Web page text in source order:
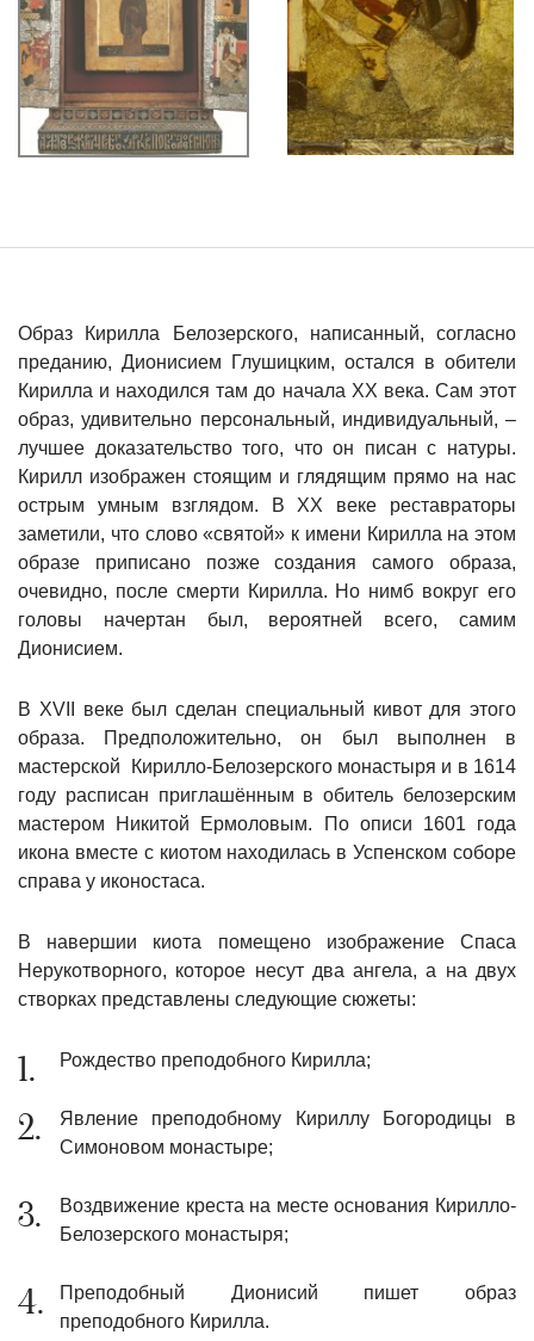
Образ Кирилла Белозерского, написанный, согласно
преданию, Дионисием Глушицким, остался в обители
Кирилла и находился там до начала ХХ века. Сам этот
образ, удивительно персональный, индивидуальный, –
лучшее доказательство того, что он писан с натуры.
Кирилл изображен стоящим и глядящим прямо на нас
острым умным взглядом. В ХХ веке реставраторы
заметили, что слово «святой» к имени Кирилла на этом
образе приписано позже создания самого образа,
очевидно, после смерти Кирилла. Но нимб вокруг его
головы начертан был, вероятней всего, самим
Дионисием.
В XVII веке был сделан специальный кивот для этого
образа. Предположительно, он был выполнен в
мастерской Кирилло-Белозерского монастыря и в 1614
году расписан приглашённым в обитель белозерским
мастером Никитой Ермоловым. По описи 1601 года
икона вместе с киотом находилась в Успенском соборе
справа у иконостаса.
В навершии киота помещено изображение Спаса
Нерукотворного, которое несут два ангела, а на двух
створках представлены следующие сюжеты:
Рождество преподобного Кирилла;
Явление преподобному Кириллу Богородицы в
Симоновом монастыре;
Воздвижение креста на месте основания Кирилло-
Белозерского монастыря;
Преподобный Дионисий пишет образ
преподобного Кирилла.